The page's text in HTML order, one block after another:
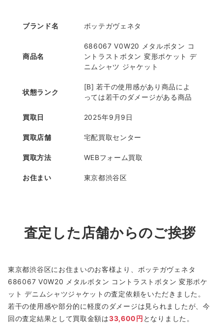
ブランド名 ボッテガヴェネタ
商品名
686067 V0W20 メタルボタン コ
ントラストボタン 変形ポケット デ
ニムシャツ ジャケット
状態ランク
[B] 若干の使用感があり商品によ
っては若干のダメージがある商品
買取日 2025年9月9日
買取店舗 宅配買取センター
買取方法 WEBフォーム買取
お住まい 東京都渋谷区
査定した店舗からのご挨拶
東京都渋谷区にお住まいのお客様より、ボッテガヴェネタ
686067 V0W20 メタルボタン コントラストボタン 変形ポケ
ット デニムシャツジャケットの査定依頼をいただきました。
若干の使用感や部分的に軽度のダメージは見られましたが、今
回の査定結果として買取金額は33,600円 となりました。